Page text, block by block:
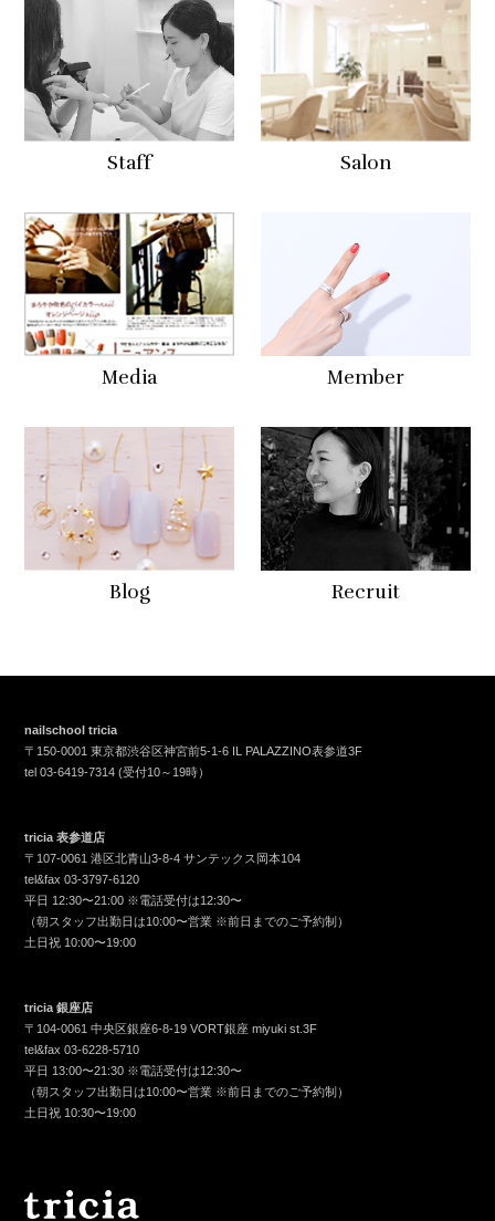
Staff Salon
Media Member
Blog Recruit
nailschool tricia
〒150-0001 東京都渋谷区神宮前5-1-6 IL PALAZZINO表参道3F
tel03-6419-7314 (受付10～19時）
tricia 表参道店
〒107-0061 港区北青山3-8-4 サンテックス岡本104
tel&fax03-3797-6120
平日 12:30〜21:00 ※電話受付は12:30〜
（朝スタッフ出勤日は10:00〜営業 ※前日までのご予約制）
土日祝 10:00〜19:00
tricia 銀座店
〒104-0061 中央区銀座6-8-19 VORT銀座 miyuki st.3F
tel&fax03-6228-5710
平日 13:00〜21:30 ※電話受付は12:30〜
（朝スタッフ出勤日は10:00〜営業 ※前日までのご予約制）
土日祝 10:30〜19:00